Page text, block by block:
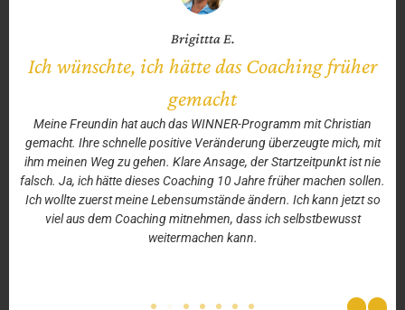
Meine Freundin hat auch das WINNER-Programm mit Christian
gemacht. Ihre schnelle positive Veränderung überzeugte mich, mit
ihm meinen Weg zu gehen. Klare Ansage, der Startzeitpunkt ist nie
falsch. Ja, ich hätte dieses Coaching 10 Jahre früher machen sollen.
Ich wollte zuerst meine Lebensumstände ändern. Ich kann jetzt so
viel aus dem Coaching mitnehmen, dass ich selbstbewusst
weitermachen kann.
Brigittta E.
Ich wünschte, ich hätte das Coaching früher
gemacht